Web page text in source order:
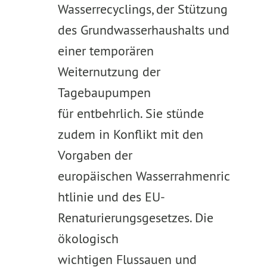
Wasserrecyclings, der Stützung
des Grundwasserhaushalts und
einer temporären
Weiternutzung der
Tagebaupumpen
für entbehrlich. Sie stünde
zudem in Konflikt mit den
Vorgaben der
europäischen Wasserrahmenric
htlinie und des EU-
Renaturierungsgesetzes. Die
ökologisch
wichtigen Flussauen und